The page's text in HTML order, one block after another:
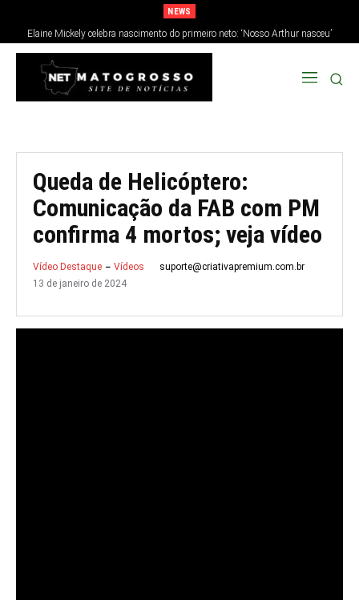
NEWS
Elaine Mickely celebra nascimento do primeiro neto: ‘Nosso Arthur nasceu’
Queda de Helicóptero:
Comunicação da FAB com PM
confirma 4 mortos; veja vídeo
Vídeo Destaque Vídeos
suporte@criativapremium.com.br
13 de janeiro de 2024